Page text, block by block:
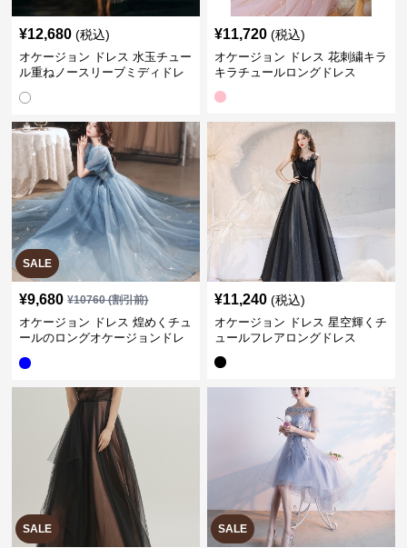
¥12,680 (税込)
オケージョン ドレス 水玉チュー
ル重ねノースリーブミディドレ
¥11,720 (税込)
オケージョン ドレス 花刺繍キラ
キラチュールロングドレス
SALE
¥9,680 ¥10760(割引前)
オケージョン ドレス 煌めくチュ
ールのロングオケージョンドレ
¥11,240 (税込)
オケージョン ドレス 星空輝くチ
ュールフレアロングドレス
SALE SALE